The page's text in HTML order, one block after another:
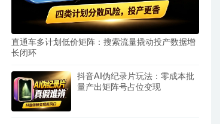
直通车多计划低价矩阵：搜索流量撬动投产数据增
长闭环
抖音AI伪纪录片玩法：零成本批
量产出矩阵号占位变现